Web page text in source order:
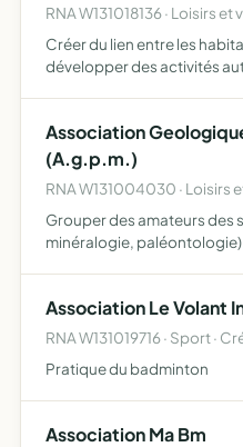
RNA W131018136 · Loisirs
Créer du lien entre les
développer des activités
ouvert…
Association
(A.g.p.m.)
RNA W131004030 · Loisirs
Grouper des amateurs des
minéralogie, paléontologie)
Association Le Volant
RNA W131019716 · Sport ·
Pratique du badminton
Association Ma Bm